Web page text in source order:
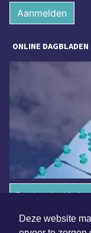
Deze website
Aanmelden
ONLINE DAGBLADEN
Overige
Algemene